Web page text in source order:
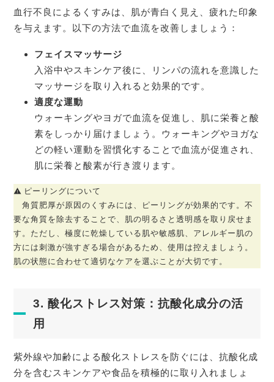
血行不良によるくすみは、肌が青白く見え、疲れた印象
を与えます。以下の方法で血流を改善しましょう：
フェイスマッサージ
入浴中やスキンケア後に、リンパの流れを意識した
マッサージを取り入れると効果的です。
適度な運動
ウォーキングやヨガで血流を促進し、肌に栄養と酸
素をしっかり届けましょう。ウォーキングやヨガな
どの軽い運動を習慣化することで血流が促進され、
肌に栄養と酸素が行き渡ります。
ピーリングについて
角質肥厚が原因のくすみには、ピーリングが効果的です。不
要な角質を除去することで、肌の明るさと透明感を取り戻せま
す。ただし、極度に乾燥している肌や敏感肌、アレルギー肌の
方には刺激が強すぎる場合があるため、使用は控えましょう。
肌の状態に合わせて適切なケアを選ぶことが大切です。
3. 酸化ストレス対策：抗酸化成分の活
用
紫外線や加齢による酸化ストレスを防ぐには、抗酸化成
分を含むスキンケアや食品を積極的に取り入れましょ